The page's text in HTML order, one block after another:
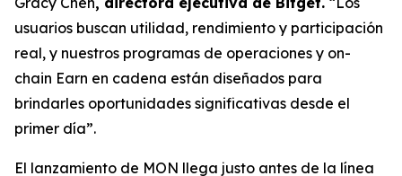
usuarios buscan utilidad, rendimiento y participación
real, y nuestros programas de operaciones y on-
chain Earn en cadena están diseñados para
brindarles oportunidades significativas desde el
primer día”.
El lanzamiento de MON llega justo antes de la línea